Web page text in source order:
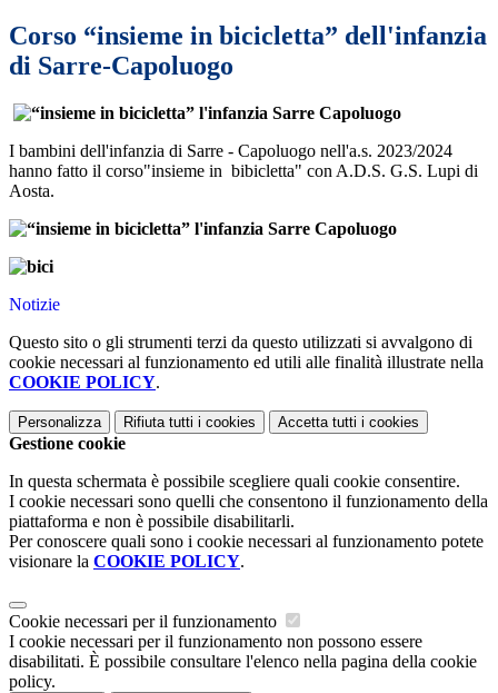
Corso “insieme in bicicletta” dell'infanzia
di Sarre-Capoluogo
I bambini dell'infanzia di Sarre - Capoluogo nell'a.s. 2023/2024
hanno fatto il corso"insieme in bibicletta" con A.D.S. G.S. Lupi di
Aosta.
Notizie
Questo sito o gli strumenti terzi da questo utilizzati si avvalgono di
cookie necessari al funzionamento ed utili alle finalità illustrate nella
COOKIE POLICY.
Personalizza Rifiuta tutti i cookies Accetta tutti i cookies
Gestione cookie
In questa schermata è possibile scegliere quali cookie consentire.
I cookie necessari sono quelli che consentono il funzionamento della
piattaforma e non è possibile disabilitarli.
Per conoscere quali sono i cookie necessari al funzionamento potete
visionare la COOKIE POLICY.
Cookie necessari per il funzionamento
I cookie necessari per il funzionamento non possono essere
disabilitati. È possibile consultare l'elenco nella pagina della cookie
policy.